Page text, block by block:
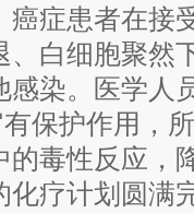
癌症患者在接
、白细胞聚然
感染。医学人
保护作用，
的毒性反应，
化疗计划圆满